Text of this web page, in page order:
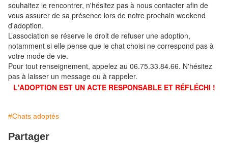
souhaitez le rencontrer, n'hésitez pas à nous contacter afin de
vous assurer de sa présence lors de notre prochain weekend
d'adoption.
L’association se réserve le droit de refuser une adoption,
notamment si elle pense que le chat choisi ne correspond pas à
votre mode de vie.
Pour tout renseignement, appelez au 06.75.33.84.66. N'hésitez
pas à laisser un message ou à rappeler.
L'ADOPTION EST UN ACTE RESPONSABLE ET RÉFLÉCHI !
#Chats adoptés
Partager